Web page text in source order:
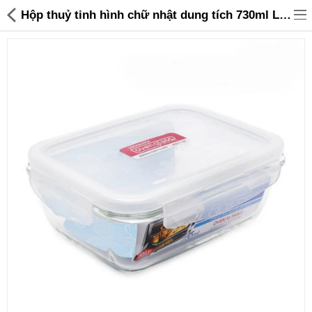
Đồ gia dụng & Nhà cửa
Đồ tiện ích
Đồ chơi trẻ em
Sản phẩm khác
Hộp thuỷ tinh hình chữ nhật dung tích 730ml Lock&Lock Boroseal LLG430 - 89,000 | Sanhangre